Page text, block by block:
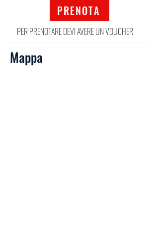
PRENOTA
PER PRENOTARE DEVI AVERE UN VOUCHER
Mappa